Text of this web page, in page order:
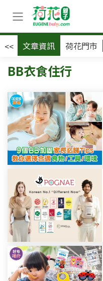
<< 文章資訊 荷花門市
BB衣食住行